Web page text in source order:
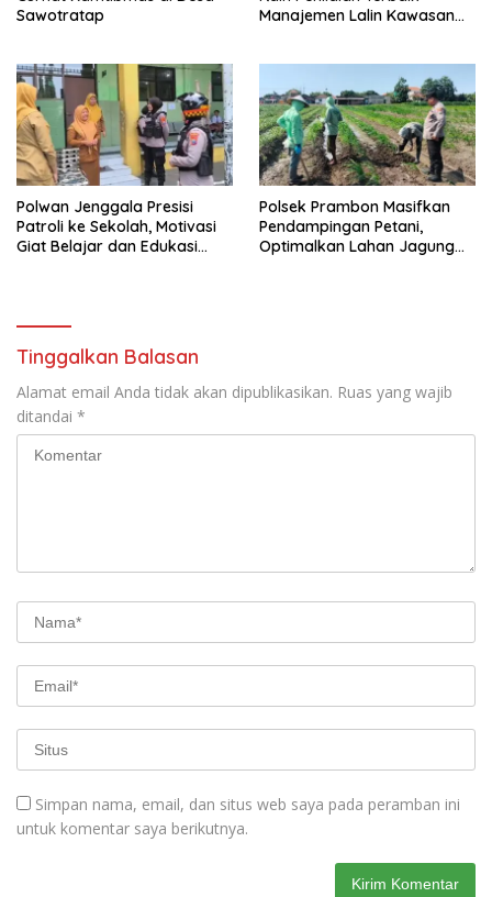
Sawotratap
Manajemen Lalin Kawasan
Polwan Jenggala Presisi
Patroli ke Sekolah, Motivasi
Giat Belajar dan Edukasi
Polsek Prambon Masifkan
Pendampingan Petani,
Optimalkan Lahan Jagung
Tinggalkan Balasan
Alamat email Anda tidak akan dipublikasikan. Ruas yang wajib
ditandai *
Simpan nama, email, dan situs web saya pada peramban ini
untuk komentar saya berikutnya.